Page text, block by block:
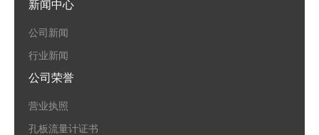
新闻中心
公司新闻
行业新闻
公司荣誉
营业执照
孔板流量计证书